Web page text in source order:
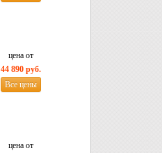
цена от
44 890 руб.
Все цены
цена от